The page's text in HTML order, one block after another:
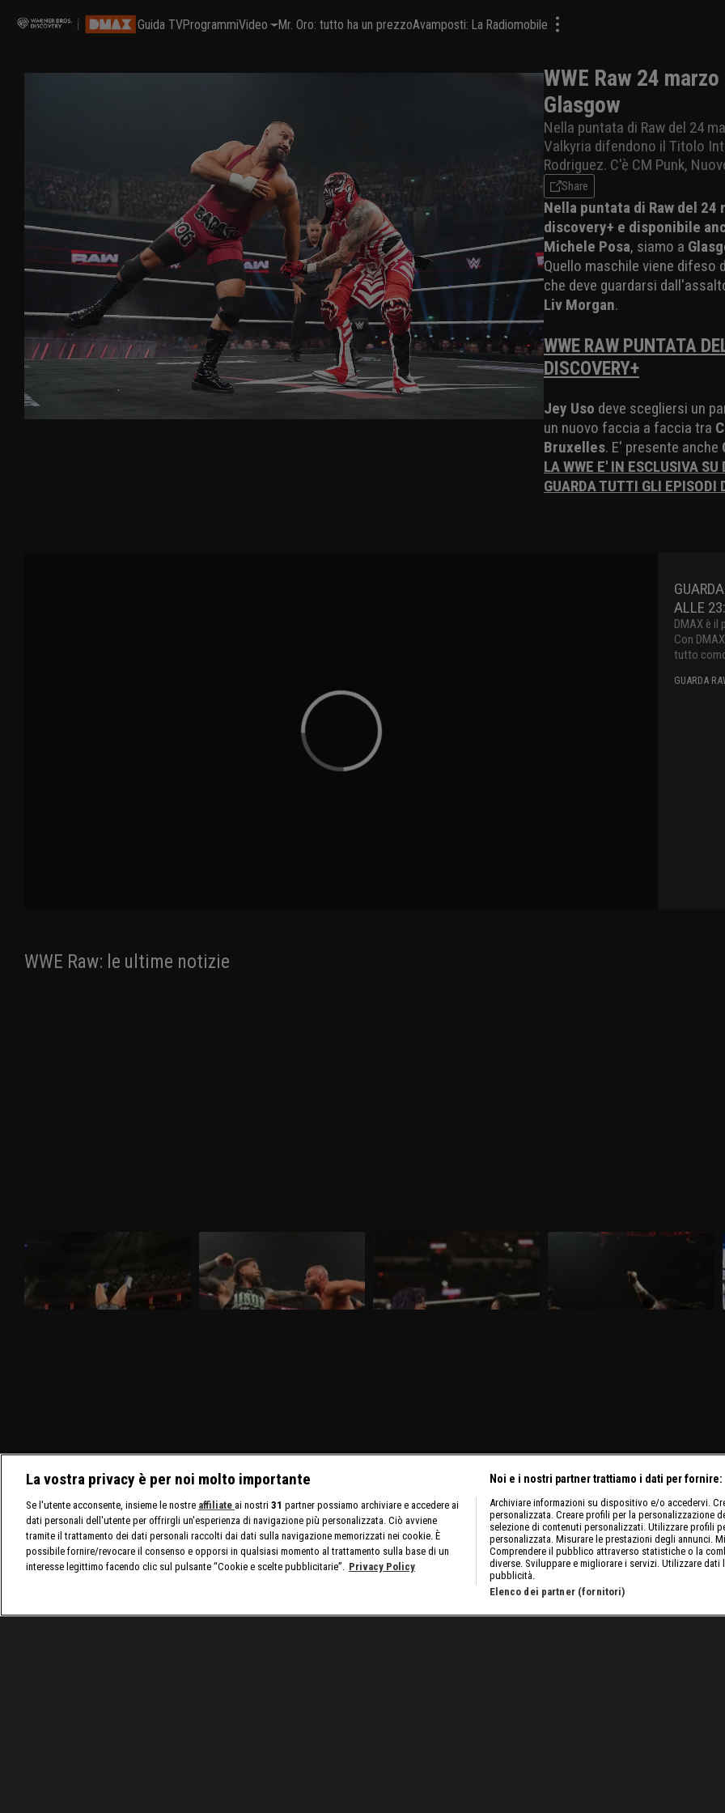
Guida TVProgrammiVideo Mr. Oro: tutto ha un prezzoAvamposti: La Radiomobile
WWE Raw 24
Glasgow
Nella puntata di Raw del 24
Valkyria difendono il Titolo
Rodriguez. C'è CM Punk,
Share
Nella puntata di Raw del 24
discovery+ e disponibile
Michele Posa, siamo a
Quello maschile viene difeso
che deve guardarsi
Liv Morgan.
WWE RAW PUNTATA
DISCOVERY+
Jey Uso deve scegliersi un
un nuovo faccia a faccia tra
Bruxelles. E' presente anche
LA WWE E' IN ESCLUSIVA
GUARDA TUTTI GLI EPISODI
ALLE
DMAX è il
Con
tutto
GUARDA
WWE Raw: le ultime notizie
WWE Raw 30 marzo 2026: nel
Nella puntata di Raw del 30 marzo,
visibile su discovery+, al Madison Square
Garden ci sono in palio i titoli tag team
maschili e femminili. Nuovo confronto fra
visionari sfidano gli Usos
Nella puntata di Raw del 23 marzo,
visibile su discovery+, gli Usos
affrontano Logan Paul e Austin Theory.
Sarà presente nuovamente Brock Lesnar.
WWE Raw 16 marzo 2026: prima
difesa per AJ Lee
Nella puntata di Raw del 16 marzo,
visibile su discovery+, AJ Lee mette in
palio il Titolo Intercontinentale contro
Bayley. E' annunciata la presenza di
WWE Raw 9 marzo 2026: sfida tra
Nella puntata di Raw del 9 marzo, visibile
su discovery+, si affrontano Oba Femi e
Rusev. Gauntlet Match per sfidare AJ Lee
per il Titolo Intercontinentale.
La vostra privacy è per noi molto importante
Se l'utente acconsente, insieme le nostre affiliate ai nostri 31 partner possiamo archiviare e accedere ai
dati personali dell'utente per offrirgli un'esperienza di navigazione più personalizzata. Ciò avviene
tramite il trattamento dei dati personali raccolti dai dati sulla navigazione memorizzati nei cookie. È
possibile fornire/revocare il consenso e opporsi in qualsiasi momento al trattamento sulla base di un
interesse legittimo facendo clic sul pulsante “Cookie e scelte pubblicitarie”. Privacy Policy
Noi e i nostri partner trattiamo i dati per fornire:
Archiviare informazioni su dispositivo e/o accedervi.
personalizzata. Creare profili per la personalizzazione
selezione di contenuti personalizzati. Utilizzare profili
personalizzata. Misurare le prestazioni degli annunci.
Comprendere il pubblico attraverso statistiche o la
diverse. Sviluppare e migliorare i servizi. Utilizzare dati
pubblicità.
Elenco dei partner (fornitori)